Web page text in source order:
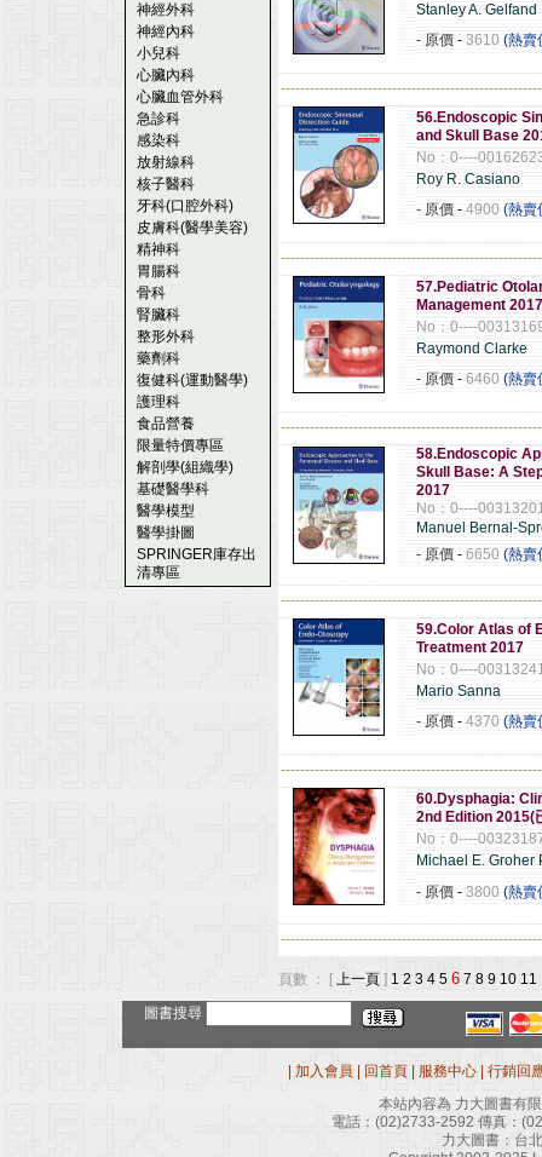
神經外科
神經內科
小兒科
心臟內科
心臟血管外科
急診科
感染科
放射線科
核子醫科
牙科(口腔外科)
皮膚科(醫學美容)
精神科
胃腸科
骨科
腎臟科
整形外科
藥劑科
復健科(運動醫學)
護理科
食品營養
限量特價專區
解剖學(組織學)
基礎醫學科
醫學模型
醫學掛圖
SPRINGER庫存出
清專區
Stanley A. Gelfand
- 原價 - 3610 (熱賣
56.Endoscopic
and Skull Base
No：0----
Roy R. Casiano
- 原價 - 4900 (熱賣
57.Pediatric
Management 2017
No：0----
Raymond Clarke
- 原價 - 6460 (熱賣
58.Endoscopic
Skull Base: A
2017
No：0----
Manuel Bernal-
- 原價 - 6650 (熱賣
59.Color Atlas of
Treatment 2017
No：0----
Mario Sanna
- 原價 - 4370 (熱賣
60.Dysphagia:
2nd Edition 2015(
No：0----
Michael E. Groher
- 原價 - 3800 (熱賣
頁數 ： [ 上一頁 ] 1 2 3 4 5 6 7 8 9 10 11
圖書搜尋
加入會員 回首頁 服務中心
行銷回
本站內容為 力大圖書有
電話： (02)2733-2592 傳真：
力大圖書：台